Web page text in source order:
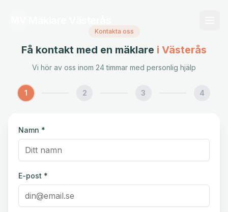
Kontakta oss
Få kontakt med en mäklare i Västerås
Vi hör av oss inom 24 timmar med personlig hjälp
1 2 3 4
Namn *
E-post *